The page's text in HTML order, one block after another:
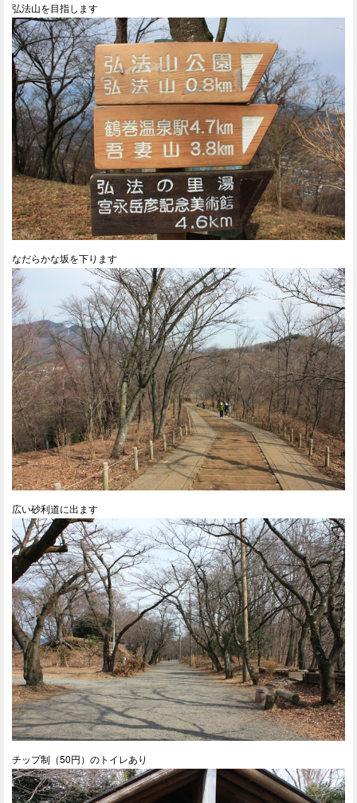
弘法山を目指します
なだらかな坂を下ります
広い砂利道に出ます
チップ制（50円）のトイレあり